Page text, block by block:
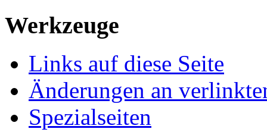
Werkzeuge
Links auf diese Seite
Änderungen an
Spezialseiten